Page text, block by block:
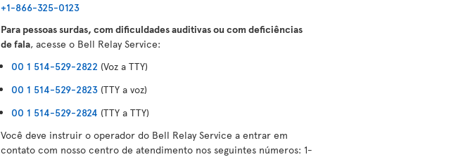
+1-866-325-0123
Para pessoas surdas, com dificuldades auditivas ou com deficiências
de fala, acesse o Bell Relay Service:
00 1 514-529-2822 (Voz a TTY)
00 1 514-529-2823 (TTY a voz)
00 1 514-529-2824 (TTY a TTY)
Você deve instruir o operador do Bell Relay Service a entrar em
contato com nosso centro de atendimento nos seguintes números: 1-